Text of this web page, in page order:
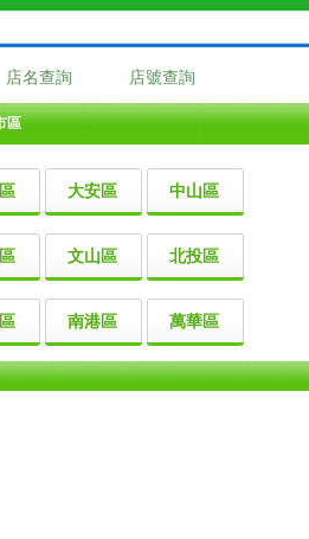
店名查詢 店號查詢
區
大安區 中山區
文山區 北投區
南港區 萬華區